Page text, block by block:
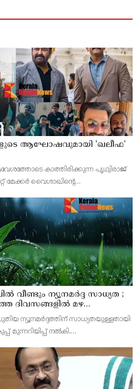
ആഘോഷവുമായി 'ഖലീഫ'
കാത്തിരിക്കുന്ന പൃഥ്വിരാജ്
മേക്ക‍ർ വൈശാഖിൻ്റെ
വീണ്ടും ന്യൂനമർദ്ദ സാധ്യത ;
ദിവസങ്ങളിൽ മഴ
ന്യൂനമർദ്ദത്തിന് സാധ്യതയുള്ളതായി
മുന്നറിയിപ്പ് നൽകി.
ചക്രവാതച്ചുഴി രൂപപ്പെട്ടിട്ടുണ്ട്.